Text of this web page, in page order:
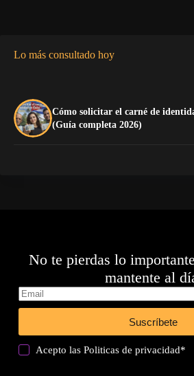
Lo más consultado hoy
Cómo solicitar el carné de
(Guía completa 2026)
No te pierdas lo
mantente al
Suscríbete
Acepto lasPoliticas de privacidad*